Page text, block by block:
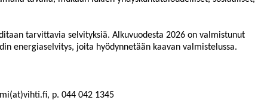
tarvittavia selvityksiä. Alkuvuodesta 2026 on valmistunut
energiaselvitys, joita hyödynnetään kaavan valmistelussa.
p. 044 042 1345